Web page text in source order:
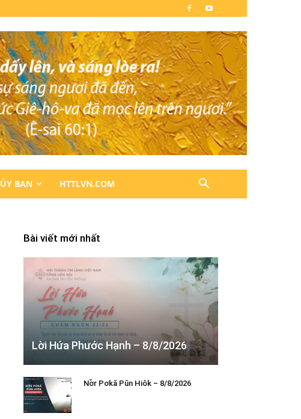
ỦY BAN HTTLVN.COM
Bài viết mới nhất
Lời Hứa Phước Hạnh – 8/8/2026
Nơ̆r Pơkă Pŭn Hiôk – 8/8/2026